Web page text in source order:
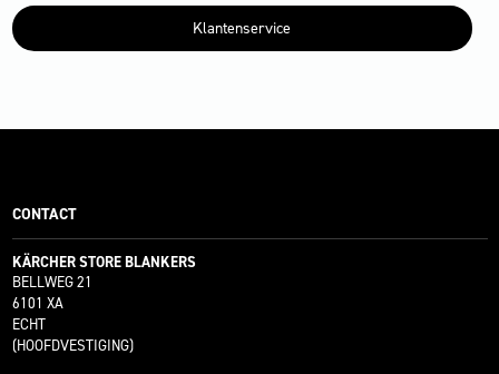
Klantenservice
CONTACT
KÄRCHER STORE BLANKERS
BELLWEG 21
6101 XA
ECHT
(HOOFDVESTIGING)